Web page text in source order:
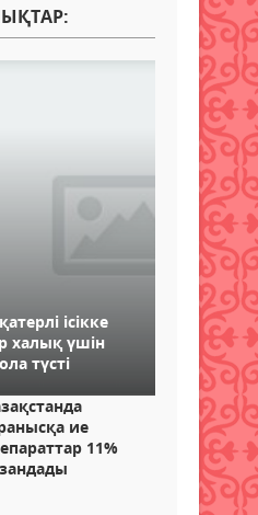
ісікке
халық үшін
түсті
ие
11%